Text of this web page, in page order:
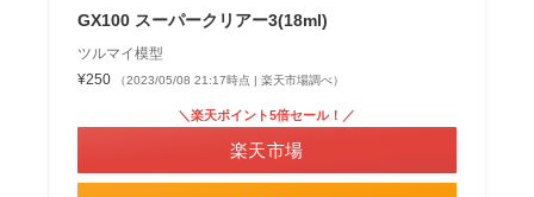
GX100 スーパークリアー3(18ml)
ツルマイ模型
¥250
（2023/05/08 21:17時点 | 楽天市場調べ）
＼楽天ポイント5倍セール！／
楽天市場